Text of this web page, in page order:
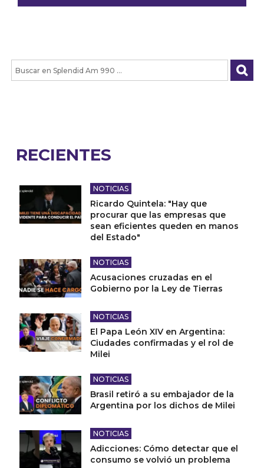
RECIENTES
NOTICIAS
Ricardo Quintela: "Hay que
procurar que las empresas que
sean eficientes queden en manos
del Estado"
NOTICIAS
Acusaciones cruzadas en el
Gobierno por la Ley de Tierras
NOTICIAS
El Papa León XIV en Argentina:
Ciudades confirmadas y el rol de
Milei
NOTICIAS
Brasil retiró a su embajador de la
Argentina por los dichos de Milei
NOTICIAS
Adicciones: Cómo detectar que el
consumo se volvió un problema